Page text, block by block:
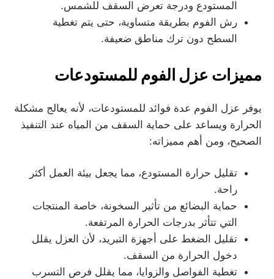
المستودع ودرجة تعرض السقف للشمس.
رش الفوم بطريقة متساوية، حتى يتم تغطية
السطح دون ترك مناطق ضعيفة.
مميزات عزل الفوم للمستودعات
يوفر عزل الفوم عدة فوائد للمستودعات، لأنه يعالج مشكلة
الحرارة ويساعد على حماية السقف من المياه عند التنفيذ
الصحيح، ومن أهم مميزاته:
تقليل حرارة المستودع، مما يجعل بيئة العمل أكثر
راحة.
حماية البضائع من تأثير السخونة، خاصة المنتجات
التي تتأثر بدرجات الحرارة المرتفعة.
تقليل الضغط على أجهزة التبريد، لأن العزل يقلل
دخول الحرارة من السقف.
تغطية الفواصل والزوايا، مما يقلل فرص التسرب